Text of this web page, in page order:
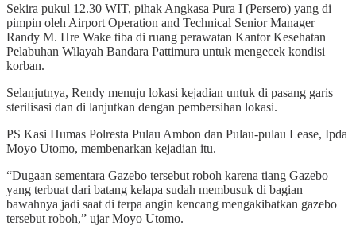
Sekira pukul 12.30 WIT, pihak Angkasa Pura I (Persero) yang di
pimpin oleh Airport Operation and Technical Senior Manager
Randy M. Hre Wake tiba di ruang perawatan Kantor Kesehatan
Pelabuhan Wilayah Bandara Pattimura untuk mengecek kondisi
korban.
Selanjutnya, Rendy menuju lokasi kejadian untuk di pasang garis
sterilisasi dan di lanjutkan dengan pembersihan lokasi.
PS Kasi Humas Polresta Pulau Ambon dan Pulau-pulau Lease, Ipda
Moyo Utomo, membenarkan kejadian itu.
“Dugaan sementara Gazebo tersebut roboh karena tiang Gazebo
yang terbuat dari batang kelapa sudah membusuk di bagian
bawahnya jadi saat di terpa angin kencang mengakibatkan gazebo
tersebut roboh,” ujar Moyo Utomo.